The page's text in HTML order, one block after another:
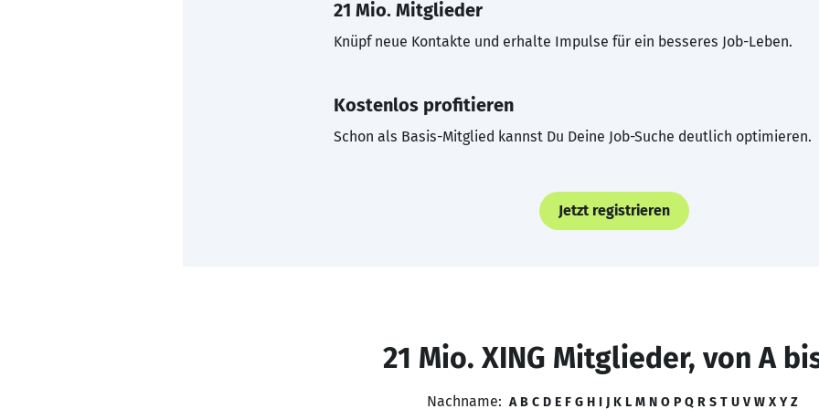
21 Mio. Mitglieder
Knüpf neue Kontakte und erhalte Impulse für ein besseres Job-Leben.
Kostenlos profitieren
Schon als Basis-Mitglied kannst Du Deine Job-Suche deutlich optimieren.
Jetzt registrieren
21 Mio. XING Mitglieder, von A
Nachname: A B C D E F G H I J K L M N O P Q R S T U V W X Y Z